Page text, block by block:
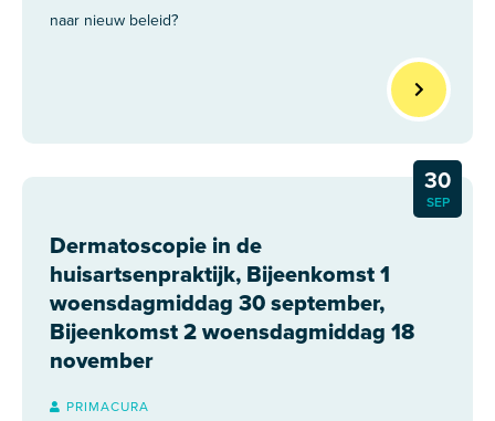
naar nieuw beleid?
Dermatoscopie in de
huisartsenpraktijk, Bijeenkomst 1
woensdagmiddag 30 september,
Bijeenkomst 2 woensdagmiddag 18
november
30
SEP
PRIMACURA